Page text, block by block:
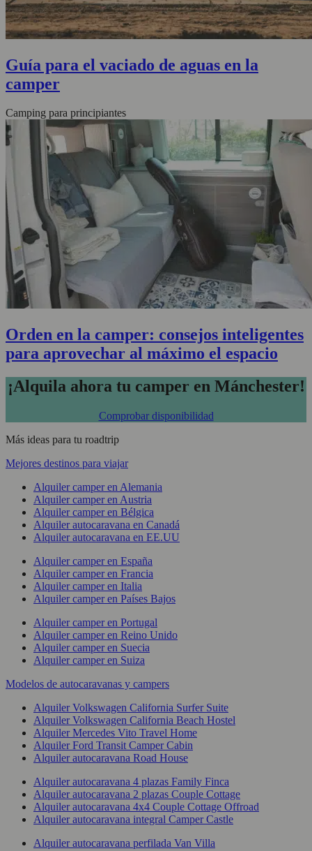
Guía para el vaciado de aguas en la
camper
Camping para principiantes
Orden en la camper: consejos inteligentes
para aprovechar al máximo el espacio
¡Alquila ahora tu camper en Mánchester!
Comprobar disponibilidad
Más ideas para tu roadtrip
Mejores destinos para viajar
Alquiler camper en Alemania
Alquiler camper en Austria
Alquiler camper en Bélgica
Alquiler autocaravana en Canadá
Alquiler autocaravana en EE.UU
Alquiler camper en España
Alquiler camper en Francia
Alquiler camper en Italia
Alquiler camper en Países Bajos
Alquiler camper en Portugal
Alquiler camper en Reino Unido
Alquiler camper en Suecia
Alquiler camper en Suiza
Modelos de autocaravanas y campers
Alquiler Volkswagen California Surfer Suite
Alquiler Volkswagen California Beach Hostel
Alquiler Mercedes Vito Travel Home
Alquiler Ford Transit Camper Cabin
Alquiler autocaravana Road House
Alquiler autocaravana 4 plazas Family Finca
Alquiler autocaravana 2 plazas Couple Cottage
Alquiler autocaravana 4x4 Couple Cottage Offroad
Alquiler autocaravana integral Camper Castle
Alquiler autocaravana perfilada Van Villa